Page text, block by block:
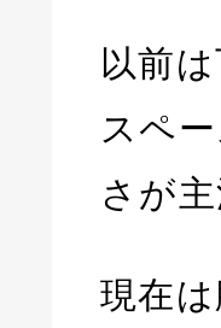
以前
スペ
さが
現在